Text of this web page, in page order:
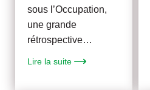
sous l’Occupation,
une grande
rétrospective…
Lire la suite